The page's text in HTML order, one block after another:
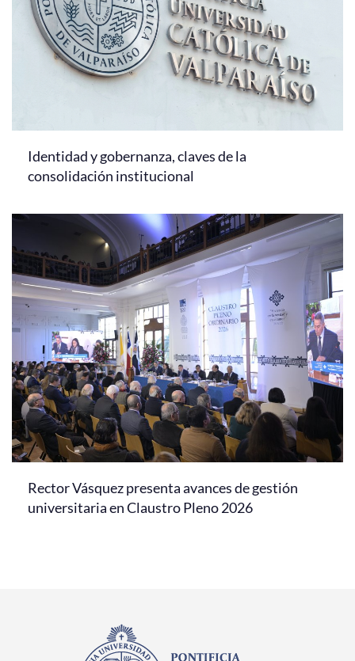
Identidad y gobernanza, claves de la
consolidación institucional
Rector Vásquez presenta avances de gestión
universitaria en Claustro Pleno 2026